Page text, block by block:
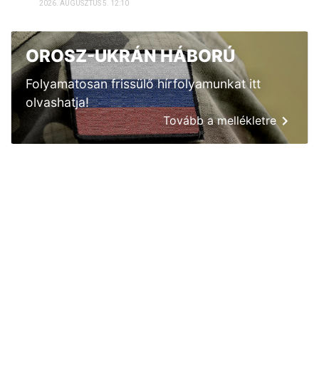
2026. AUGUSZTUS 5. 12:10
OROSZ-UKRÁN HÁBORÚ
Folyamatosan frissülő hírfolyamunkat itt
olvashatja!
Tovább a mellékletre